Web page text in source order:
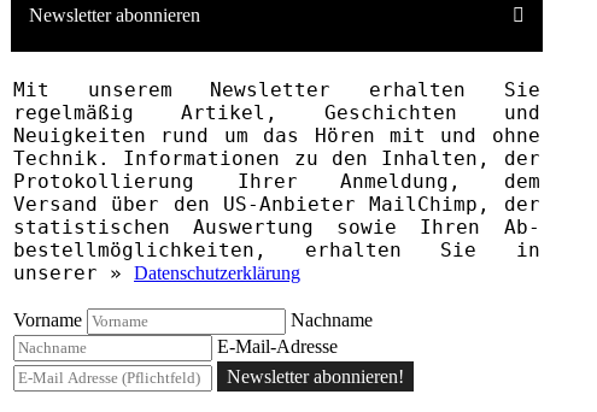
Newsletter abonnieren
Mit unserem News­letter erhalten Sie
regelmäßig Artikel, Geschichten und
Neuigkeiten rund um das Hören mit und ohne
Technik. Informationen zu den Inhalten, der
Proto­kollierung Ihrer Anmeldung, dem
Versand über den US-Anbieter MailChimp, der
statistischen Aus­wertung sowie Ihren Ab­
bestell­­möglichkeiten, erhalten Sie in
unserer » Datenschutzerklärung
Vorname
Nachname
E-Mail-Adresse
Newsletter abonnieren!